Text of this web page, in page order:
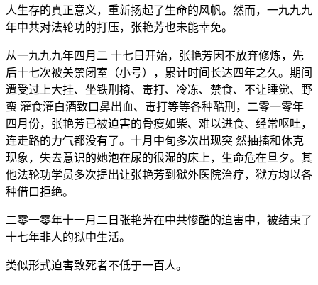
人生存的真正意义，重新扬起了生命的风帆。然而，一九九九
年中共对法轮功的打压，张艳芳也未能幸免。
从一九九九年四月二 十七日开始，张艳芳因不放弃修炼，先
后十七次被关禁闭室（小号），累计时间长达四年之久。期间
遭受过上大挂、坐铁刑椅、毒打、冷冻、禁食、不让睡觉、野
蛮 灌食灌白酒致口鼻出血、毒打等等各种酷刑，二零一零年
四月份，张艳芳已被迫害的骨瘦如柴、难以进食、经常呕吐，
连走路的力气都没有了。十月中旬多次出现突 然抽搐和休克
现象，失去意识的她泡在尿的很湿的床上，生命危在旦夕。其
他法轮功学员多次提出让张艳芳到狱外医院治疗，狱方均以各
种借口拒绝。
二零一零年十一月二日张艳芳在中共惨酷的迫害中，被结束了
十七年非人的狱中生活。
类似形式迫害致死者不低于一百人。